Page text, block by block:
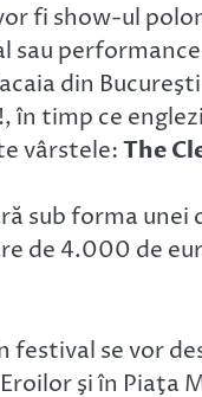
fi show-ul
sau
din
!, în timp ce
vârstele:The
sub forma
de 4.000 de
festival se vor
şi în Piaţa